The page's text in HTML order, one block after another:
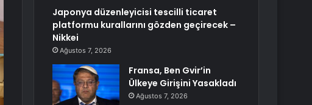
Japonya düzenleyicisi tescilli ticaret
platformu kurallarını gözden geçirecek –
Nikkei
Ağustos 7, 2026
Fransa, Ben Gvir’in
Ülkeye Girişini Yasakladı
Ağustos 7, 2026